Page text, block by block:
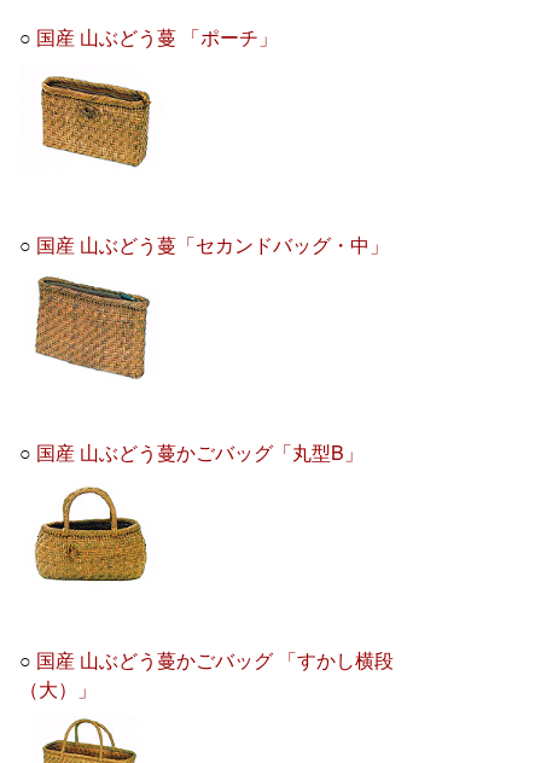
○ 国産 山ぶどう蔓 「ポーチ」
○ 国産 山ぶどう蔓「セカンドバッグ・中」
○ 国産 山ぶどう蔓かごバッグ「丸型B」
○ 国産 山ぶどう蔓かごバッグ 「すかし横段
（大）」